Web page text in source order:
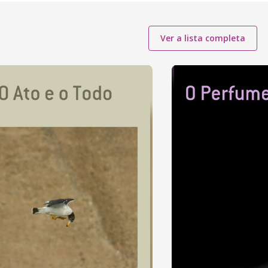
Ver a lista completa